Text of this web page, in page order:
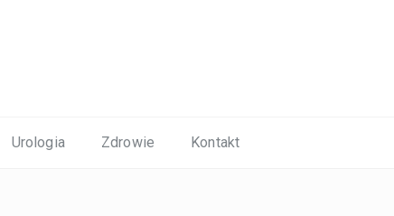
Urologia Zdrowie Kontakt